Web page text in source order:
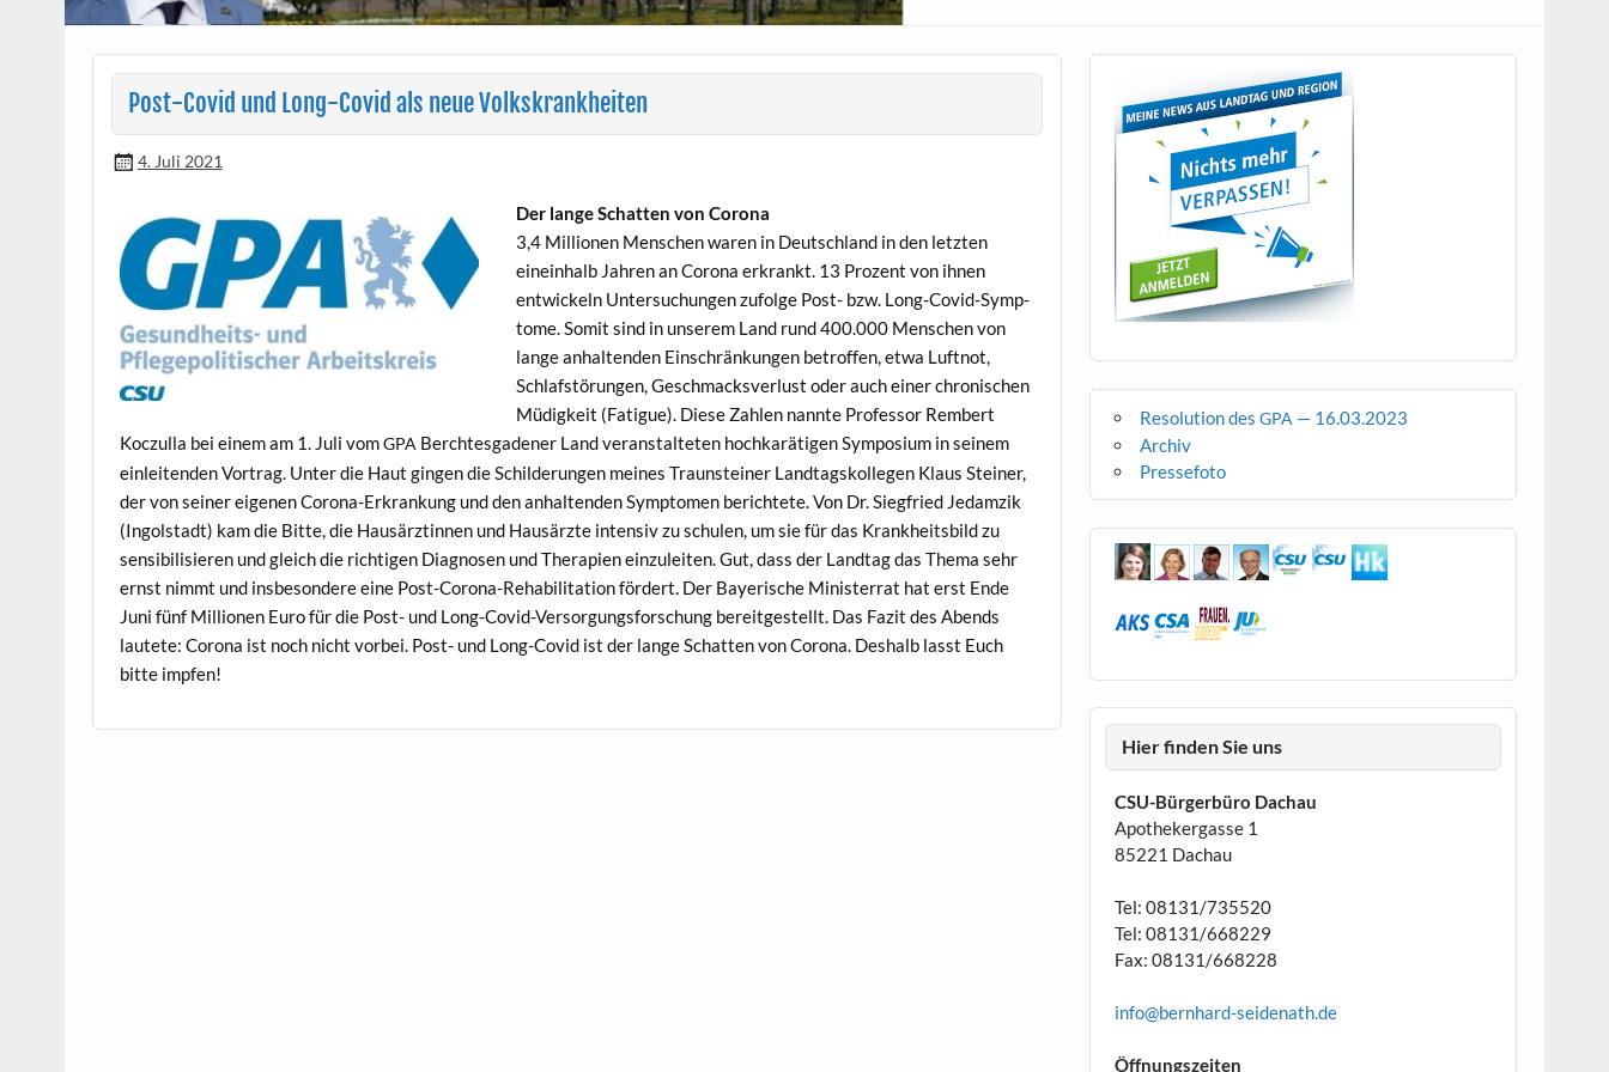
Post-Covid und Long-Covid als neue Volkskrankheiten
4. Juli 2021
Der lange Schat­ten von Corona
3,4 Mil­lio­nen Men­schen waren in Deutsch­land in den let­zten
einein­halb Jahren an Coro­na erkrankt. 13 Prozent von ihnen
entwick­eln Unter­suchun­gen zufolge Post- bzw. Long-Covid-Symp­
tome. Somit sind in unserem Land rund 400.000 Men­schen von
lange anhal­tenden Ein­schränkun­gen betrof­fen, etwa Luft­not,
Schlaf­störun­gen, Geschmacksver­lust oder auch ein­er chro­nis­chen
Müdigkeit (Fatigue). Diese Zahlen nan­nte Pro­fes­sor Rem­bert
Koczul­la bei einem am 1. Juli vomGPA Bercht­es­gaden­er Land ver­anstal­teten hochkaräti­gen Sym­po­sium in seinem
ein­lei­t­en­den Vor­trag. Unter die Haut gin­gen die Schilderun­gen meines Traun­stein­er Land­tagskol­le­gen Klaus Stein­er,
der von sein­er eige­nen Coro­na-Erkrankung und den anhal­tenden Symp­tomen berichtete. Von Dr. Siegfried Jedamzik
(Ingol­stadt) kam die Bitte, die Hausärztin­nen und Hausärzte inten­siv zu schulen, um sie für das Krankheits­bild zu
sen­si­bil­isieren und gle­ich die richti­gen Diag­nosen und Ther­a­pi­en einzuleit­en. Gut, dass der Land­tag das The­ma sehr
ernst nimmt und ins­beson­dere eine Post-Coro­na-Reha­bil­i­ta­tion fördert. Der Bay­erische Min­is­ter­rat hat erst Ende
Juni fünf Mil­lio­nen Euro für die Post- und Long-Covid-Ver­sorgungs­forschung bere­it­gestellt. Das Faz­it des Abends
lautete: Coro­na ist noch nicht vor­bei. Post- und Long-Covid ist der lange Schat­ten von Coro­na. Deshalb lasst Euch
bitte impfen!
Resolution desGPA — 16.03.2023
Archiv
Pressefoto
Hier finden Sie uns
CSU-Bürgerbüro Dachau
Apothekergasse 1
85221 Dachau
Tel: 08131/735520
Tel: 08131/668229
Fax: 08131/668228
info@bernhard-seidenath.de
Öffnungszeiten